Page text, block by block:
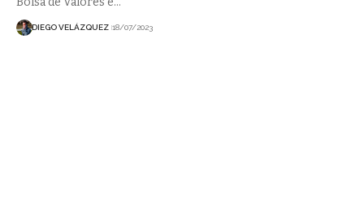
DIEGO VELÁZQUEZ 18/07/2023